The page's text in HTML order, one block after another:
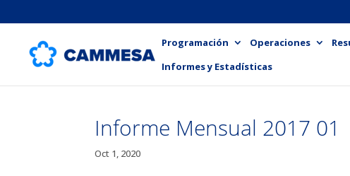
Programación Operaciones
Informes y Estadísticas
Informe Mensual 2017 01
Oct 1, 2020